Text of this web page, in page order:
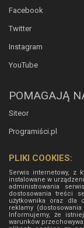
Facebook
Twitter
Instagram
YouTube
POMAGAJĄ
Siteor
Programiści.pl
PLIKI COOKIES:
Serwis internetowy, z
instalowane w
administrowania
dostosowania treści
użytkownika oraz dla
reklamy
Informujemy, że
warunków